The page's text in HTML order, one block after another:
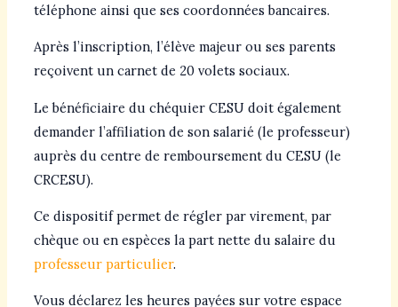
téléphone ainsi que ses coordonnées bancaires.
Après l’inscription, l’élève majeur ou ses parents
reçoivent un carnet de 20 volets sociaux.
Le bénéficiaire du chéquier CESU doit également
demander l’affiliation de son salarié (le professeur)
auprès du centre de remboursement du CESU (le
CRCESU).
Ce dispositif permet de régler par virement, par
chèque ou en espèces la part nette du salaire du
professeur particulier.
Vous déclarez les heures payées sur votre espace